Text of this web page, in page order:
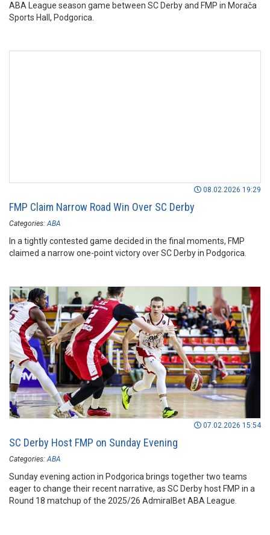
ABA League season game between SC Derby and FMP in Morača
Sports Hall, Podgorica.
08.02.2026 19:29
FMP Claim Narrow Road Win Over SC Derby
Categories: ABA
In a tightly contested game decided in the final moments, FMP
claimed a narrow one-point victory over SC Derby in Podgorica.
07.02.2026 15:54
SC Derby Host FMP on Sunday Evening
Categories: ABA
Sunday evening action in Podgorica brings together two teams
eager to change their recent narrative, as SC Derby host FMP in a
Round 18 matchup of the 2025/26 AdmiralBet ABA League.